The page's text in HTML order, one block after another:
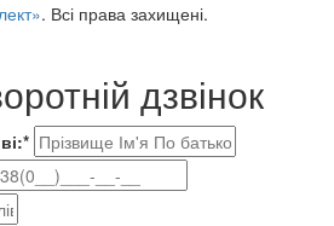
. Всі права захищені.
дзвінок